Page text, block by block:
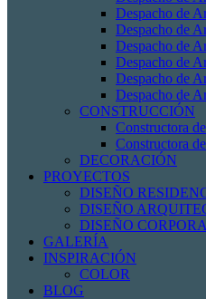
Despacho de
Despacho de
Despacho de
Despacho de
Despacho de
Despacho de
CONSTRUCCIÓN
Constructora
Constructora
DECORACIÓN
PROYECTOS
DISEÑO
DISEÑO
DISEÑO
GALERÍA
INSPIRACIÓN
COLOR
BLOG